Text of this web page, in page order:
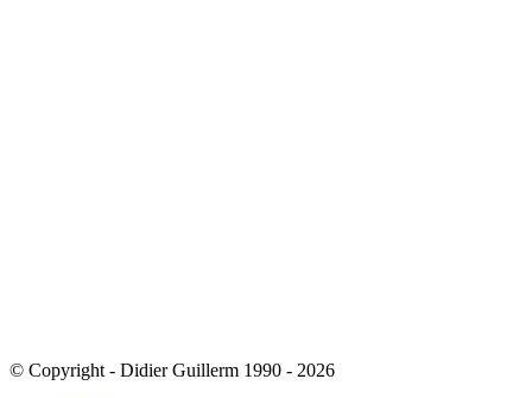
© Copyright - Didier Guillerm 1990 - 2026